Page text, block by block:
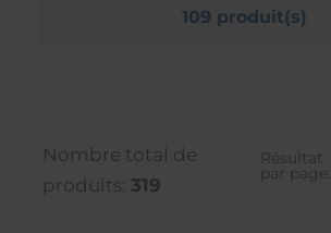
109 produit(s)
Nombre total de
produits: 319
Résultat
par page: